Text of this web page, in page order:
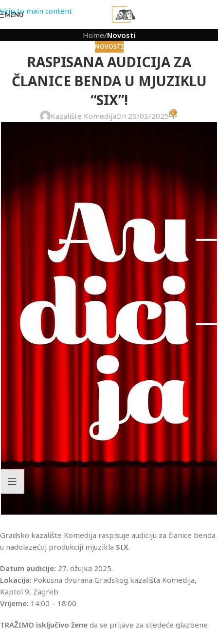
Skip to main content
MENU
Home/Novosti
NOVOSTI
RASPISANA AUDICIJA ZA
ČLANICE BENDA U MJUZIKLU
“SIX”!
Kazalište KomedijaOn 20/03/2025 0
Gradsko kazalište Komedija raspisuje audiciju za članice benda
u nadolazećoj produkciji mjuzikla SIX.
Datum audicije: 27. ožujka 2025.
Lokacija: Pokusna dvorana Gradskog kazališta Komedija,
Kaptol 9, Zagreb
Vrijeme: 14:00 – 18:00
TRAŽIMO isključivo žene da se prijave za sljedeće glazbene